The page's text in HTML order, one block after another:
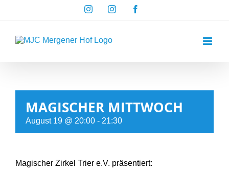
springen
InstagramInstagram
MAGISCHER MITTWOCH
August 19 @ 20:00 - 21:30
Magischer Zirkel Trier e.V. präsentiert: